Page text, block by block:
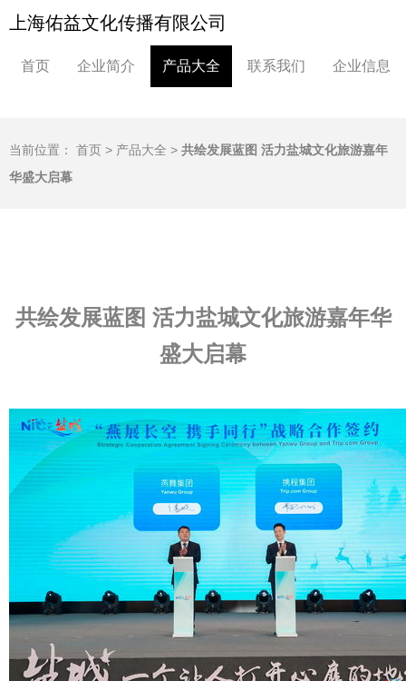
上海佑益文化传播有限公司
首页 企业简介 产品大全 联系我们 企业信息
当前位置： 首页 > 产品大全 > 共绘发展蓝图 活力盐城文化旅游嘉年
华盛大启幕
共绘发展蓝图 活力盐城文化旅游嘉年华
盛大启幕